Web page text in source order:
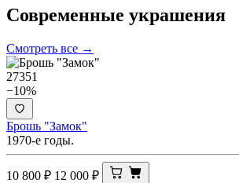
Современные украшения
Смотреть все →
27351
−10%
Брошь "Замок"
1970-е годы.
10 800 ₽ 12 000 ₽